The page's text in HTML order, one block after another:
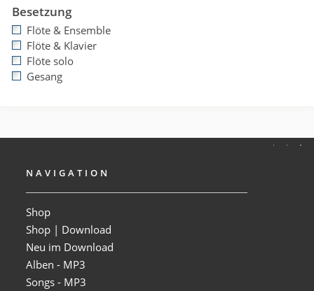
Besetzung
Flöte & Ensemble
Flöte & Klavier
Flöte solo
Gesang
NAVIGATION
Shop
Shop | Download
Neu im Download
Alben - MP3
Songs - MP3